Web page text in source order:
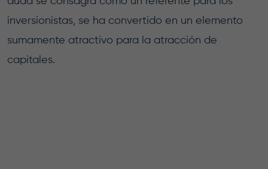
inversionistas, se ha convertido en un elemento
sumamente atractivo para la atracción de
capitales.